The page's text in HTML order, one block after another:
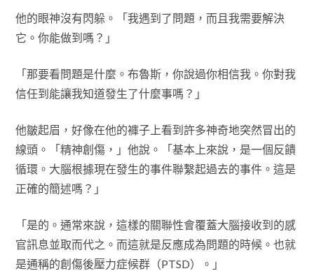
他的眼神沒有閃躲。「我遇到了問題，而且我需要解決
它。你能做到嗎？」
「那要看問題是什麼。布魯斯，你說過你相信我。你對我
信任到能讓我知道發生了什麼事嗎？」
他皺起眉，好像在他的褲子上看到許多神奇地突然冒出的
線頭。「精神創傷，」他說。「基本上來說，是一個反饋
循環。大腦根據現在發生的事件聯繫起過去的事件。這是
正確的簡述嗎？」
「是的。通常來說，這樣的關聯性會覆蓋大腦接收到的感
官訊息並取而代之。而這就是反應成為問題的時候。也就
是通稱的創傷後壓力症候群（PTSD）。」